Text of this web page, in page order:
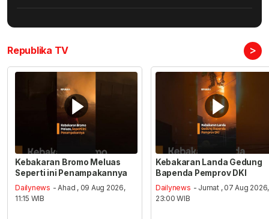
Republika TV >
Kebakaran Bromo Meluas
Seperti ini Penampakannya
Dailynews - Ahad , 09 Aug 2026,
11:15 WIB
Kebakaran Landa Gedung
Bapenda Pemprov DKI
Dailynews - Jumat , 07 Aug 2026,
23:00 WIB